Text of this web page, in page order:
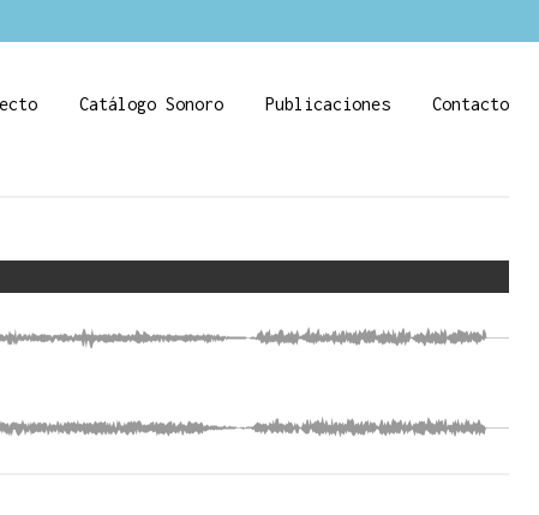
Catálogo Sonoro Publicaciones Contacto